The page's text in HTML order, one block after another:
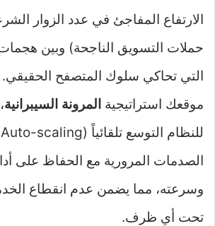
الارتفاع المفاجئ في عدد الزوار
التي تحاكي سلوك المتصفح
موقعك استراتيجية المرونة السيبرانية
الصدمات المرورية مع الحفاظ على
وسرعته، مما يضمن عدم انقطاع
تحت أي ظرف.